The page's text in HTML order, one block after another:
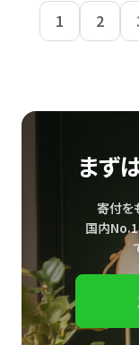
1 2
まず
寄付を
国内No.1